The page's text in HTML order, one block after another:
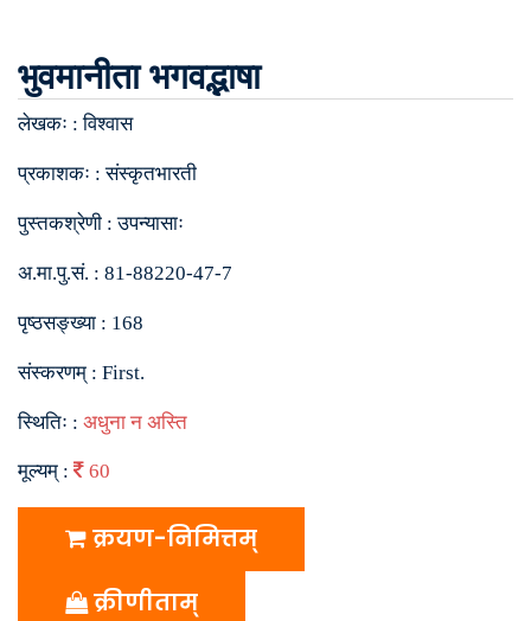
भुवमानीता भगवद्भाषा
लेखकः :विश्वास
प्रकाशकः :संस्कृतभारती
पुस्तकश्रेणी :उपन्यासाः
अ.मा.पु.सं. : 81-88220-47-7
पृष्ठसङ्ख्या : 168
संस्करणम् : First.
स्थितिः : अधुना न अस्ति
मूल्यम् : 60
क्रयण-निमित्तम्
क्रीणीताम्